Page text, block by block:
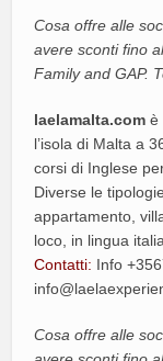
Cosa offre alle
avere sconti fino
Family and GAP.
laelamalta.com è
l’isola di Malta a
corsi di Inglese
Diverse le
appartamento,
loco, in lingua
Contatti: Info
Cosa offre alle